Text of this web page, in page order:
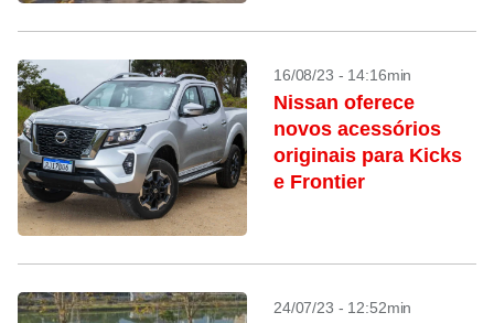
16/08/23 - 14:16min
Nissan oferece
novos acessórios
originais para Kicks
e Frontier
24/07/23 - 12:52min